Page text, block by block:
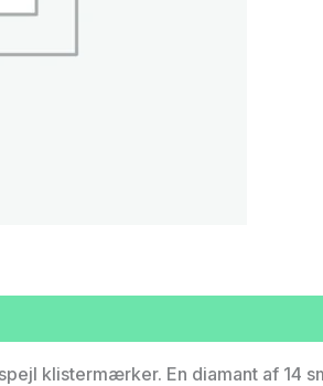
klistermærker. En diamant af 14